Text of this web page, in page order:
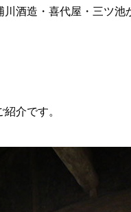
る！
酒造・喜代屋・三ツ
介です。